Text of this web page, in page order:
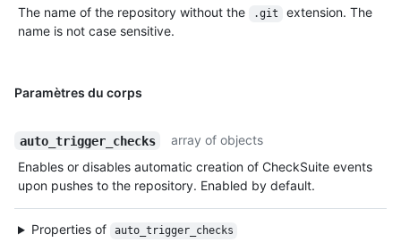
The name of the repository without the
.git
extension. The
name is not case sensitive.
Paramètres du corps
auto_trigger_checks
array of objects
Enables or disables automatic creation of CheckSuite events
upon pushes to the repository. Enabled by default.
Properties of auto_trigger_checks